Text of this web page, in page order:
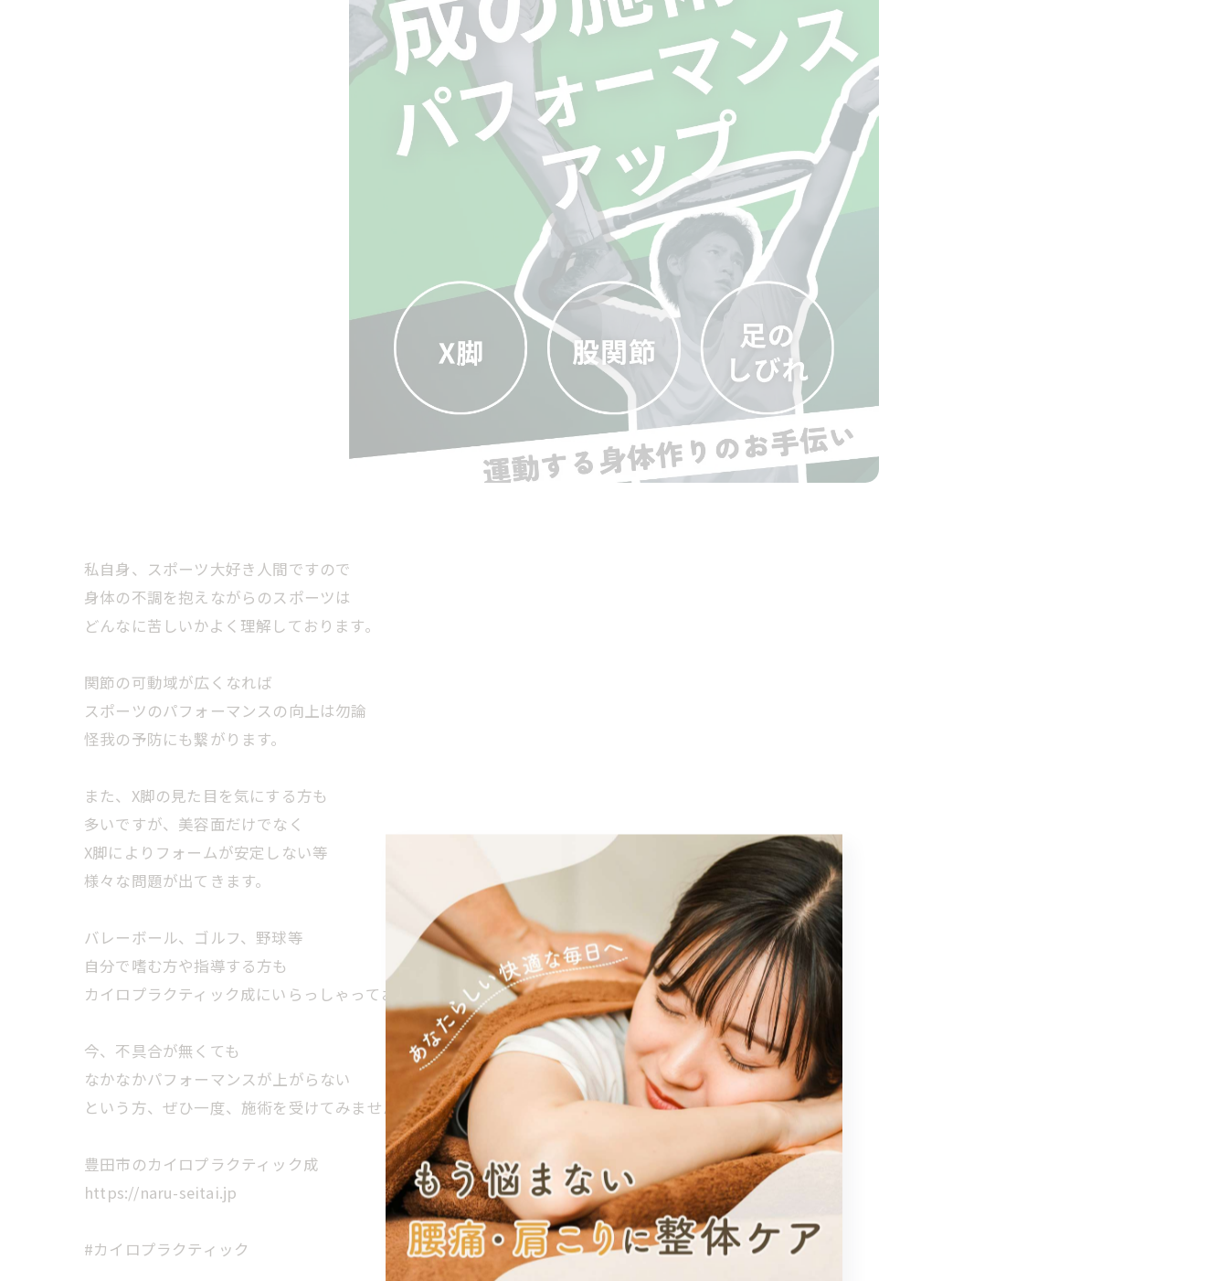
私自身、スポーツ大好き人間ですので
身体の不調を抱えながらのスポーツは
どんなに苦しいかよく理解しております。
関節の可動域が広くなれば
スポーツのパフォーマンスの向上は勿論
怪我の予防にも繋がります。
また、X脚の見た目を気にする方も
多いですが、美容面だけでなく
X脚によりフォームが安定しない等
様々な問題が出てきます。
バレーボール、ゴルフ、野球等
自分で嗜む方や指導する方も
カイロプラクティック成にいらっしゃっております。
今、不具合が無くても
なかなかパフォーマンスが上がらない
という方、ぜひ一度、施術を受けてみませんか？
豊田市のカイロプラクティック成
https://naru-seitai.jp
#カイロプラクティック